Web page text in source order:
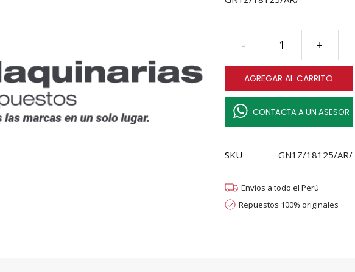
-
TRASERO
FORD
ECOSPORT
17-
19
quantity
+
AGREGAR AL CARRITO
CONTACTA A UN ASESOR
SKU GN1Z/18125/AR/
Envios a todo el Perú
Repuestos 100% originales